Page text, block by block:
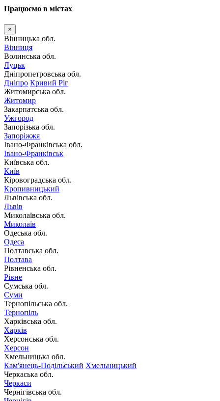
Працюємо в містах
×
Вінницька обл.
Вінниця
Волинська обл.
Луцьк
Дніпропетровська обл.
Дніпро Кривий Ріг
Житомирська обл.
Житомир
Закарпатська обл.
Ужгород
Запорізька обл.
Запоріжжя
Івано-Франківська обл.
Івано-Франківськ
Київська обл.
Київ
Кіровоградська обл.
Кропивницький
Львівська обл.
Львів
Миколаївська обл.
Миколаїв
Одеська обл.
Одеса
Полтавська обл.
Полтава
Рівненська обл.
Рівне
Сумська обл.
Суми
Тернопільська обл.
Тернопіль
Харківська обл.
Харків
Херсонська обл.
Херсон
Хмельницька обл.
Кам'янець-Подільський Хмельницький
Черкаська обл.
Черкаси
Чернігівська обл.